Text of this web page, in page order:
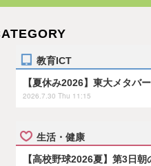
教育ICT
【夏休み2026】東大メタバ
2026.7.30 Thu 11:15
生活・健康
【高校野球2026夏】第3日